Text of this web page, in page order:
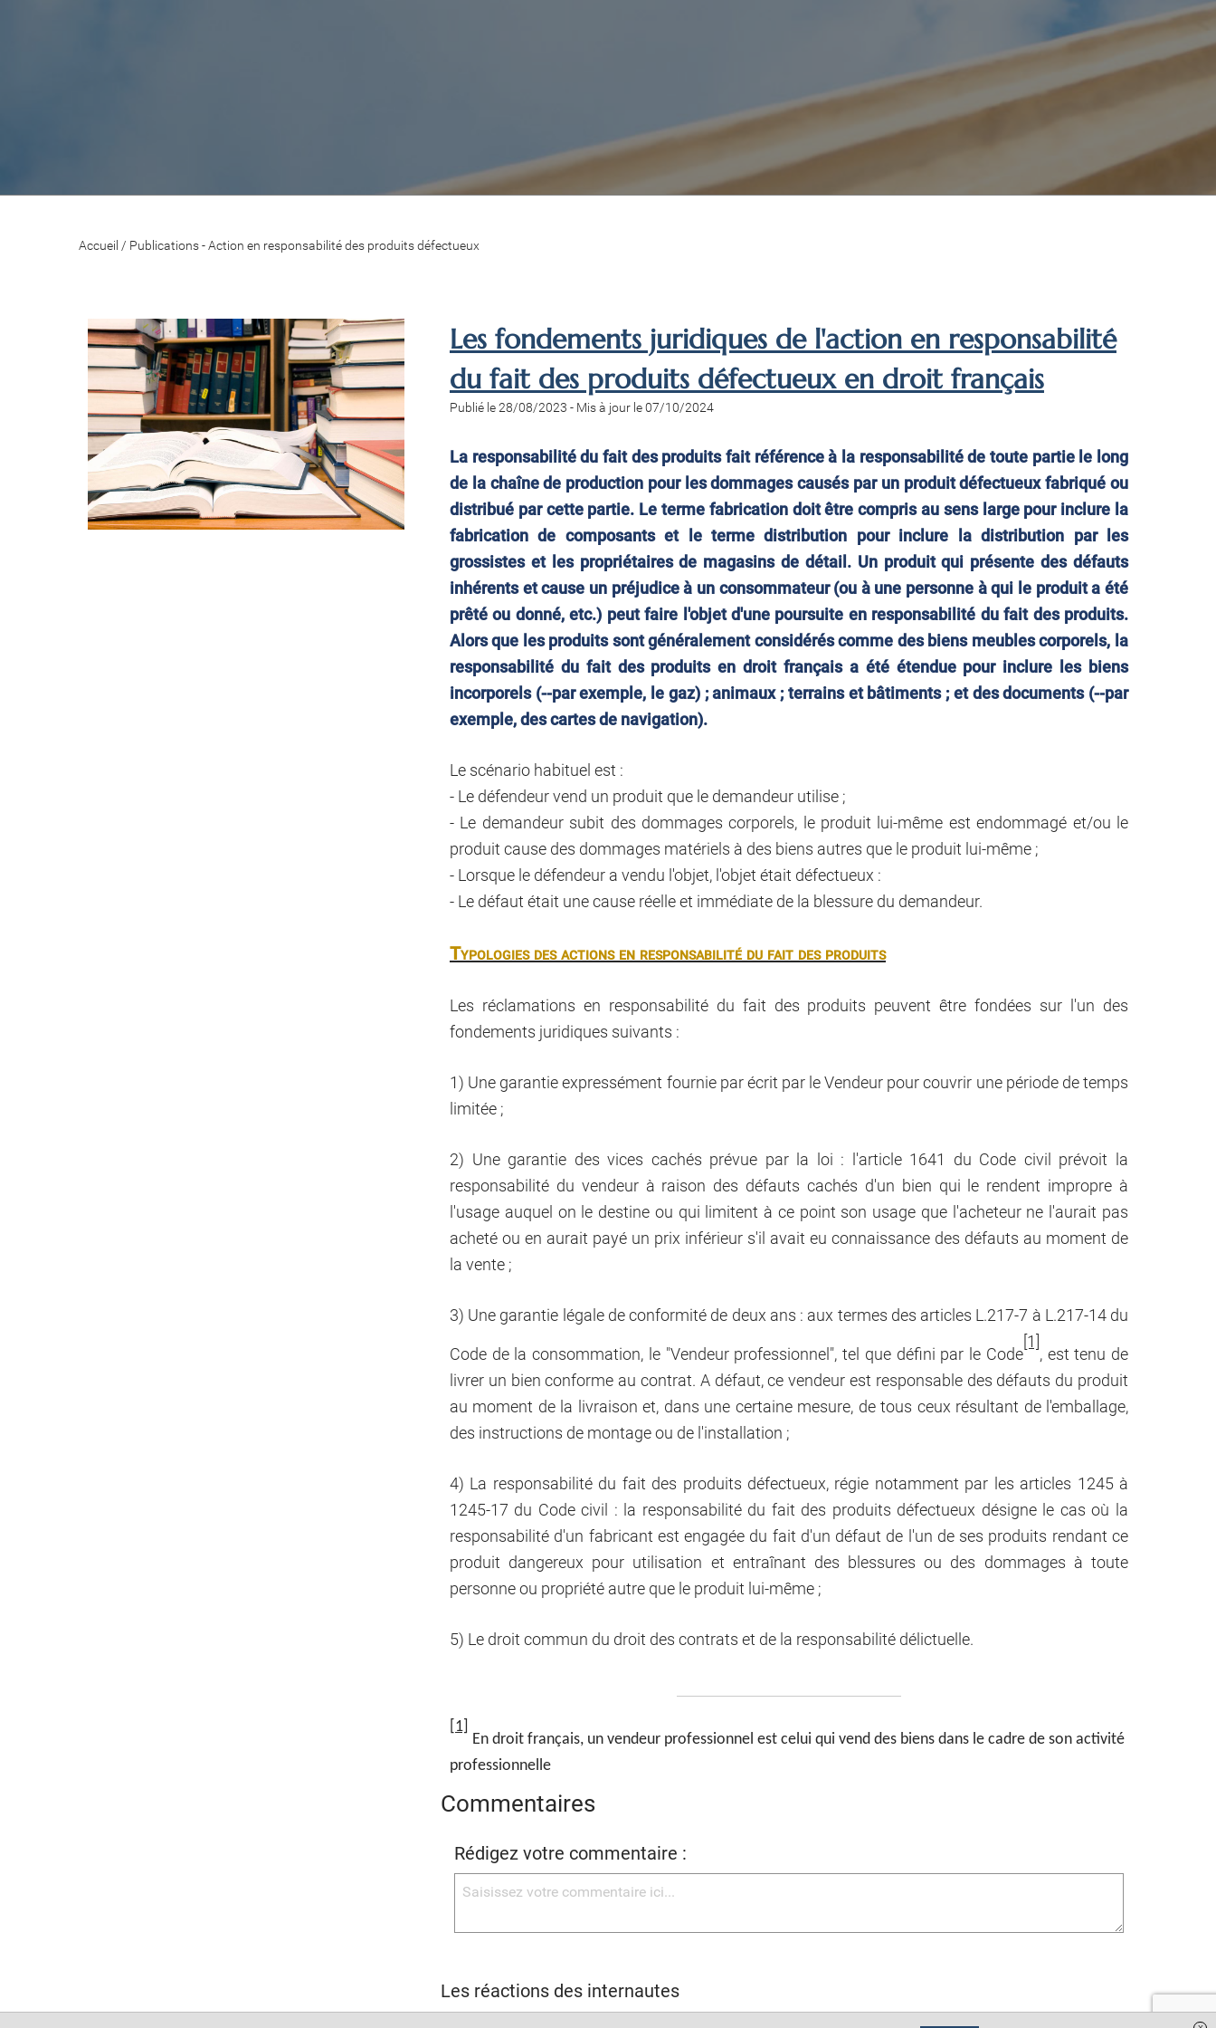
Accueil / Publications - Action en responsabilité des produits défectueux
Les fondements juridiques de l'action en responsabilité
du fait des produits défectueux en droit français
Publié le 28/08/2023 - Mis à jour le 07/10/2024
La responsabilité du fait des produits fait référence à la responsabilité de toute partie le long
de la chaîne de production pour les dommages causés par un produit défectueux fabriqué ou
distribué par cette partie. Le terme fabrication doit être compris au sens large pour inclure la
fabrication de composants et le terme distribution pour inclure la distribution par les
grossistes et les propriétaires de magasins de détail. Un produit qui présente des défauts
inhérents et cause un préjudice à un consommateur (ou à une personne à qui le produit a été
prêté ou donné, etc.) peut faire l'objet d'une poursuite en responsabilité du fait des produits.
Alors que les produits sont généralement considérés comme des biens meubles corporels, la
responsabilité du fait des produits en droit français a été étendue pour inclure les biens
incorporels (--par exemple, le gaz) ; animaux ; terrains et bâtiments ; et des documents (--par
exemple, des cartes de navigation).
Le scénario habituel est :
- Le défendeur vend un produit que le demandeur utilise ;
- Le demandeur subit des dommages corporels, le produit lui-même est endommagé et/ou le
produit cause des dommages matériels à des biens autres que le produit lui-même ;
- Lorsque le défendeur a vendu l'objet, l'objet était défectueux :
- Le défaut était une cause réelle et immédiate de la blessure du demandeur.
Typologies des actions en responsabilité du fait des produits
Les réclamations en responsabilité du fait des produits peuvent être fondées sur l'un des
fondements juridiques suivants :
1) Une garantie expressément fournie par écrit par le Vendeur pour couvrir une période de temps
limitée ;
2) Une garantie des vices cachés prévue par la loi : l'article 1641 du Code civil prévoit la
responsabilité du vendeur à raison des défauts cachés d'un bien qui le rendent impropre à
l'usage auquel on le destine ou qui limitent à ce point son usage que l'acheteur ne l'aurait pas
acheté ou en aurait payé un prix inférieur s'il avait eu connaissance des défauts au moment de
la vente ;
3) Une garantie légale de conformité de deux ans : aux termes des articles L.217-7 à L.217-14 du
Code de la consommation, le "Vendeur professionnel", tel que défini par le Code
[1]
, est tenu de
livrer un bien conforme au contrat. A défaut, ce vendeur est responsable des défauts du produit
au moment de la livraison et, dans une certaine mesure, de tous ceux résultant de l'emballage,
des instructions de montage ou de l'installation ;
4) La responsabilité du fait des produits défectueux, régie notamment par les articles 1245 à
1245-17 du Code civil : la responsabilité du fait des produits défectueux désigne le cas où la
responsabilité d'un fabricant est engagée du fait d'un défaut de l'un de ses produits rendant ce
produit dangereux pour utilisation et entraînant des blessures ou des dommages à toute
personne ou propriété autre que le produit lui-même ;
5) Le droit commun du droit des contrats et de la responsabilité délictuelle.
[1]
En droit français, un vendeur professionnel est celui qui vend des biens dans le cadre de son activité
professionnelle
Commentaires
Rédigez votre commentaire :
Les réactions des internautes